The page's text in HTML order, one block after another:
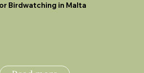
Birdwatching in Malta